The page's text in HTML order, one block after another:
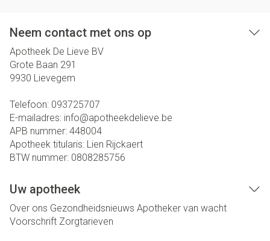
Neem contact met ons op
Apotheek De Lieve BV
Grote Baan 291
9930 Lievegem
Telefoon: 093725707
E-mailadres: info@apotheekdelieve.be
APB nummer: 448004
Apotheek titularis: Lien Rijckaert
BTW nummer: 0808285756
Uw apotheek
Over ons Gezondheidsnieuws Apotheker van wacht
Voorschrift Zorgtarieven